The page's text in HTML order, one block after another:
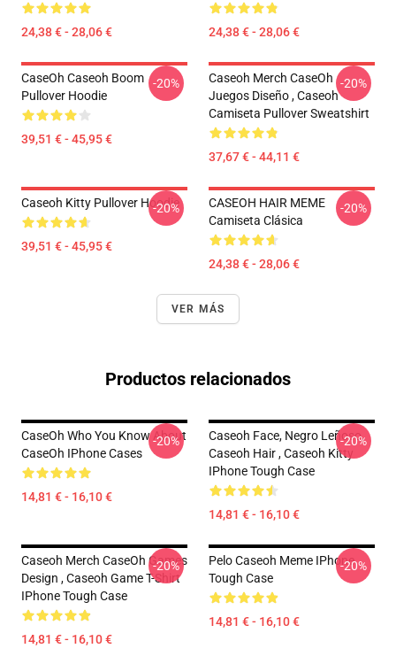
24,38 € - 28,06 € 24,38 € - 28,06 €
CaseOh Caseoh Boom
Pullover Hoodie
39,51 € - 45,95 €
-20%
Caseoh Merch CaseOh
Juegos Diseño , Caseoh
Camiseta Pullover Sweatshirt
37,67 € - 44,11 €
-20%
Caseoh Kitty Pullover Hoodie
39,51 € - 45,95 €
-20%
CASEOH HAIR MEME
Camiseta Clásica
24,38 € - 28,06 €
-20%
VER MÁS
Productos relacionados
CaseOh Who You Know About
CaseOh IPhone Cases
14,81 € - 16,10 €
-20%
Caseoh Face, Negro Leñoso,
Caseoh Hair , Caseoh Kitty
IPhone Tough Case
14,81 € - 16,10 €
-20%
Caseoh Merch CaseOh Games
Design , Caseoh Game T-Shirt
IPhone Tough Case
14,81 € - 16,10 €
-20%
Pelo Caseoh Meme IPhone
Tough Case
14,81 € - 16,10 €
-20%